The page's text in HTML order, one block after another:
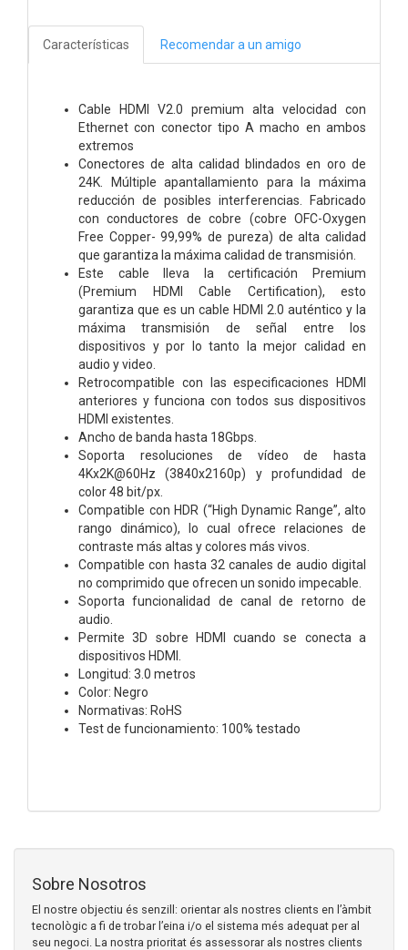
Características Recomendar a un amigo
Cable HDMI V2.0 premium alta velocidad con
Ethernet con conector tipo A macho en ambos
extremos
Conectores de alta calidad blindados en oro de
24K. Múltiple apantallamiento para la máxima
reducción de posibles interferencias. Fabricado
con conductores de cobre (cobre OFC-Oxygen
Free Copper- 99,99% de pureza) de alta calidad
que garantiza la máxima calidad de transmisión.
Este cable lleva la certificación Premium
(Premium HDMI Cable Certification), esto
garantiza que es un cable HDMI 2.0 auténtico y la
máxima transmisión de señal entre los
dispositivos y por lo tanto la mejor calidad en
audio y video.
Retrocompatible con las especificaciones HDMI
anteriores y funciona con todos sus dispositivos
HDMI existentes.
Ancho de banda hasta 18Gbps.
Soporta resoluciones de vídeo de hasta
4Kx2K@60Hz (3840x2160p) y profundidad de
color 48 bit/px.
Compatible con HDR (“High Dynamic Range”, alto
rango dinámico), lo cual ofrece relaciones de
contraste más altas y colores más vivos.
Compatible con hasta 32 canales de audio digital
no comprimido que ofrecen un sonido impecable.
Soporta funcionalidad de canal de retorno de
audio.
Permite 3D sobre HDMI cuando se conecta a
dispositivos HDMI.
Longitud: 3.0 metros
Color: Negro
Normativas: RoHS
Test de funcionamiento: 100% testado
Sobre Nosotros
El nostre objectiu és senzill: orientar als nostres clients en l’àmbit
tecnològic a fi de trobar l’eina i/o el sistema més adequat per al
seu negoci. La nostra prioritat és assessorar als nostres clients